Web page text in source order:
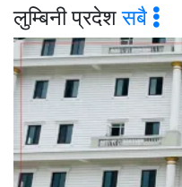
लुम्बिनी प्रदेशसबै